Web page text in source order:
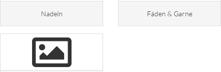
Nadeln Fäden & Garne